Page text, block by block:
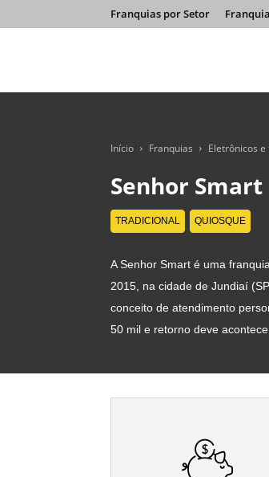
Franquias por Setor
Início Franquias Eletrônicos
Senhor Smart
TRADICIONAL QUIOSQUE
A Senhor Smart é uma
2015, na cidade de Jundiaí
conceito de atendimento
50 mil e retorno deve